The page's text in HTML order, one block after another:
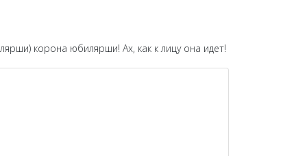
корона юбилярши! Ах, как к лицу она идет!